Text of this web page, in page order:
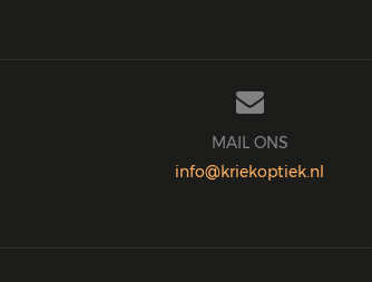

MAIL ONS
info@kriekoptiek.nl